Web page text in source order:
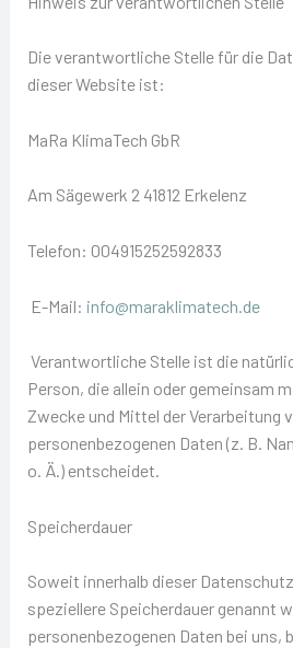
Die verantwortliche Stelle für die
dieser Website ist:
MaRa KlimaTech GbR
Am Sägewerk 2 41812 Erkelenz
Telefon: 004915252592833
E-Mail: info@maraklimatech.de
Verantwortliche Stelle ist die
Person, die allein oder gemeinsam
Zwecke und Mittel der Verarbeitung
personenbezogenen Daten (z. B.
o. Ä.) entscheidet.
Speicherdauer
Soweit innerhalb dieser
speziellere Speicherdauer genannt
personenbezogenen Daten bei uns,